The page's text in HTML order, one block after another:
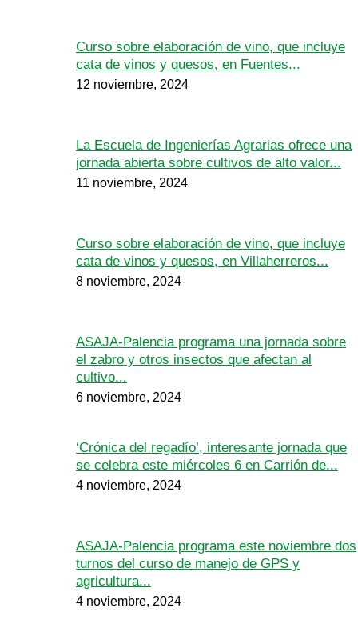
Curso sobre elaboración de vino, que incluye
cata de vinos y quesos, en Fuentes...
12 noviembre, 2024
La Escuela de Ingenierías Agrarias ofrece una
jornada abierta sobre cultivos de alto valor...
11 noviembre, 2024
Curso sobre elaboración de vino, que incluye
cata de vinos y quesos, en Villaherreros...
8 noviembre, 2024
ASAJA-Palencia programa una jornada sobre
el zabro y otros insectos que afectan al
cultivo...
6 noviembre, 2024
‘Crónica del regadío’, interesante jornada que
se celebra este miércoles 6 en Carrión de...
4 noviembre, 2024
ASAJA-Palencia programa este noviembre dos
turnos del curso de manejo de GPS y
agricultura...
4 noviembre, 2024